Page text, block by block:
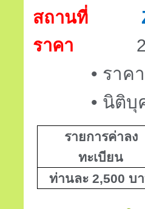
สถานที่
ราคา
• ราค
• นิติบุ
รายการค่าลง
ทะเบียน
ท่านละ 2,500 บ